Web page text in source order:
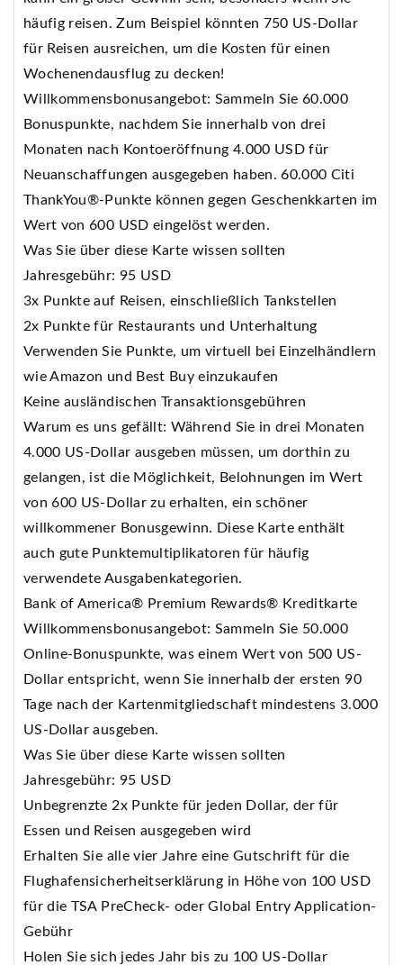
häufig reisen. Zum Beispiel könnten 750 US-Dollar
für Reisen ausreichen, um die Kosten für einen
Wochenendausflug zu decken!
Willkommensbonusangebot: Sammeln Sie 60.000
Bonuspunkte, nachdem Sie innerhalb von drei
Monaten nach Kontoeröffnung 4.000 USD für
Neuanschaffungen ausgegeben haben. 60.000 Citi
ThankYou®-Punkte können gegen Geschenkkarten im
Wert von 600 USD eingelöst werden.
Was Sie über diese Karte wissen sollten
Jahresgebühr: 95 USD
3x Punkte auf Reisen, einschließlich Tankstellen
2x Punkte für Restaurants und Unterhaltung
Verwenden Sie Punkte, um virtuell bei Einzelhändlern
wie Amazon und Best Buy einzukaufen
Keine ausländischen Transaktionsgebühren
Warum es uns gefällt: Während Sie in drei Monaten
4.000 US-Dollar ausgeben müssen, um dorthin zu
gelangen, ist die Möglichkeit, Belohnungen im Wert
von 600 US-Dollar zu erhalten, ein schöner
willkommener Bonusgewinn. Diese Karte enthält
auch gute Punktemultiplikatoren für häufig
verwendete Ausgabenkategorien.
Bank of America® Premium Rewards® Kreditkarte
Willkommensbonusangebot: Sammeln Sie 50.000
Online-Bonuspunkte, was einem Wert von 500 US-
Dollar entspricht, wenn Sie innerhalb der ersten 90
Tage nach der Kartenmitgliedschaft mindestens 3.000
US-Dollar ausgeben.
Was Sie über diese Karte wissen sollten
Jahresgebühr: 95 USD
Unbegrenzte 2x Punkte für jeden Dollar, der für
Essen und Reisen ausgegeben wird
Erhalten Sie alle vier Jahre eine Gutschrift für die
Flughafensicherheitserklärung in Höhe von 100 USD
für die TSA PreCheck- oder Global Entry Application-
Gebühr
Holen Sie sich jedes Jahr bis zu 100 US-Dollar